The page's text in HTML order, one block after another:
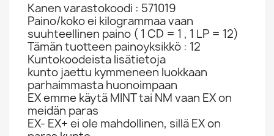
Kanen varastokoodi : 571019
Paino/koko ei kilogrammaa vaan
suuhteellinen paino ( 1 CD = 1 , 1 LP = 12)
Tämän tuotteen painoyksikkö : 12
Kuntokoodeista lisätietoja
kunto jaettu kymmeneen luokkaan
parhaimmasta huonoimpaan
EX emme käytä MINT tai NM vaan EX on
meidän paras
EX- EX+ ei ole mahdollinen, sillä EX on